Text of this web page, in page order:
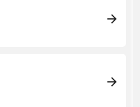
arrow_forward
arrow_forward